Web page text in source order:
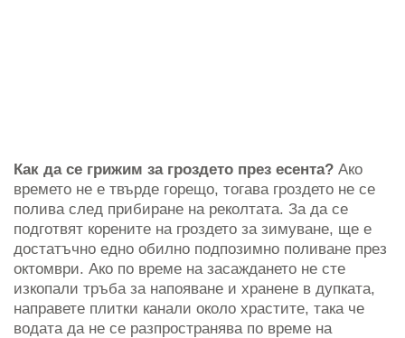
Как да се грижим за гроздето през есента? Ако
времето не е твърде горещо, тогава гроздето не се
полива след прибиране на реколтата. За да се
подготвят корените на гроздето за зимуване, ще е
достатъчно едно обилно подпозимно поливане през
октомври. Ако по време на засаждането не сте
изкопали тръба за напояване и хранене в дупката,
направете плитки канали около храстите, така че
водата да не се разпространява по време на